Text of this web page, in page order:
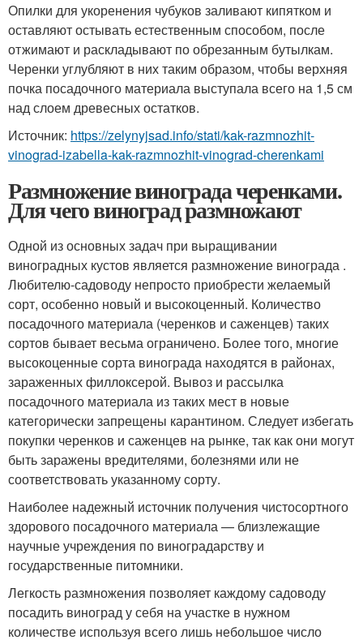
Опилки для укоренения чубуков заливают кипятком и
оставляют остывать естественным способом, после
отжимают и раскладывают по обрезанным бутылкам.
Черенки углубляют в них таким образом, чтобы верхняя
почка посадочного материала выступала всего на 1,5 см
над слоем древесных остатков.
Источник: https://zelynyjsad.info/stati/kak-razmnozhit-
vinograd-izabella-kak-razmnozhit-vinograd-cherenkami
Размножение винограда черенками.
Для чего виноград размножают
Одной из основных задач при выращивании
виноградных кустов является размножение винограда .
Любителю-садоводу непросто приобрести желаемый
сорт, особенно новый и высокоценный. Количество
посадочного материала (черенков и саженцев) таких
сортов бывает весьма ограничено. Более того, многие
высокоценные сорта винограда находятся в районах,
зараженных филлоксерой. Вывоз и рассылка
посадочного материала из таких мест в новые
категорически запрещены карантином. Следует избегать
покупки черенков и саженцев на рынке, так как они могут
быть заражены вредителями, болезнями или не
соответствовать указанному сорту.
Наиболее надежный источник получения чистосортного
здорового посадочного материала — близлежащие
научные учреждения по виноградарству и
государственные питомники.
Легкость размножения позволяет каждому садоводу
посадить виноград у себя на участке в нужном
количестве используя всего лишь небольшое число